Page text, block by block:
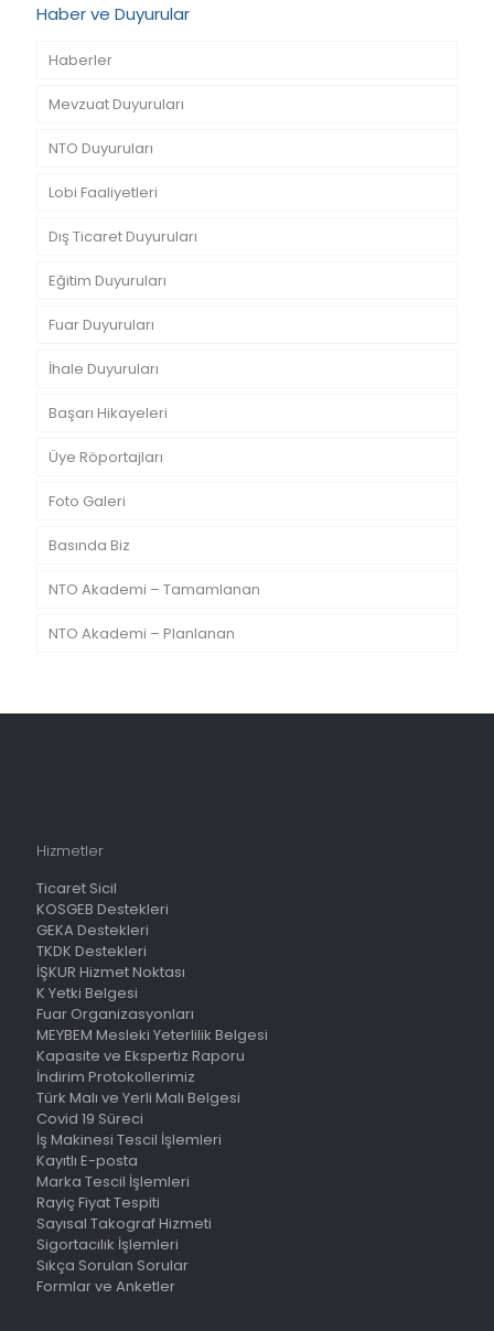
Haber ve Duyurular
Haberler
Mevzuat Duyuruları
NTO Duyuruları
Lobi Faaliyetleri
Dış Ticaret Duyuruları
Eğitim Duyuruları
Fuar Duyuruları
İhale Duyuruları
Başarı Hikayeleri
Üye Röportajları
Foto Galeri
Basında Biz
NTO Akademi – Tamamlanan
NTO Akademi – Planlanan
Hizmetler
Ticaret Sicil
KOSGEB Destekleri
GEKA Destekleri
TKDK Destekleri
İŞKUR Hizmet Noktası
K Yetki Belgesi
Fuar Organizasyonları
MEYBEM Mesleki Yeterlilik Belgesi
Kapasite ve Ekspertiz Raporu
İndirim Protokollerimiz
Türk Malı ve Yerli Malı Belgesi
Covid 19 Süreci
İş Makinesi Tescil İşlemleri
Kayıtlı E-posta
Marka Tescil İşlemleri
Rayiç Fiyat Tespiti
Sayısal Takograf Hizmeti
Sigortacılık İşlemleri
Sıkça Sorulan Sorular
Formlar ve Anketler